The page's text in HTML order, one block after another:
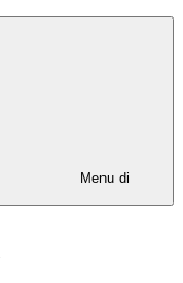
Menu di